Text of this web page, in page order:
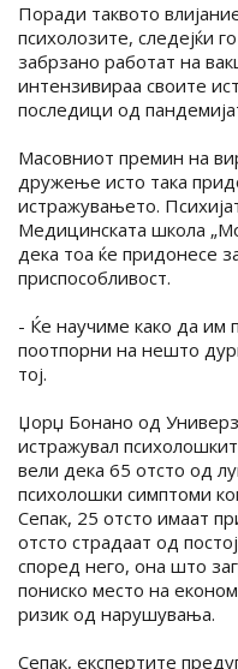
Поради таквото
психолозите, следејќи
забрзано работат на
интензивираа своите
последици од
Масовниот премин на
дружење исто така
истражувањето.
Медицинската школа
дека тоа ќе придонесе
приспособливост.
- Ќе научиме како да им
поотпорни на нешто
тој.
Џорџ Бонано од
истражувал
вели дека 65 отсто од
психолошки симптоми
Сепак, 25 отсто имаат
отсто страдаат од
според него, она што
пониско место на
ризик од нарушувања.
Сепак, експертите